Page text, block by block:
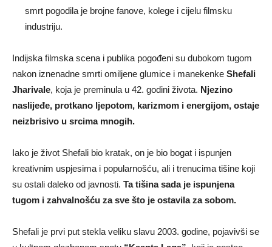
smrt pogodila je brojne fanove, kolege i cijelu filmsku
industriju.
Indijska filmska scena i publika pogođeni su dubokom tugom
nakon iznenadne smrti omiljene glumice i manekenke Shefali
Jharivale, koja je preminula u 42. godini života. Njezino
naslijeđe, protkano ljepotom, karizmom i energijom, ostaje
neizbrisivo u srcima mnogih.
Iako je život Shefali bio kratak, on je bio bogat i ispunjen
kreativnim uspjesima i popularnošću, ali i trenucima tišine koji
su ostali daleko od javnosti. Ta tišina sada je ispunjena
tugom i zahvalnošću za sve što je ostavila za sobom.
Shefali je prvi put stekla veliku slavu 2003. godine, pojavivši se